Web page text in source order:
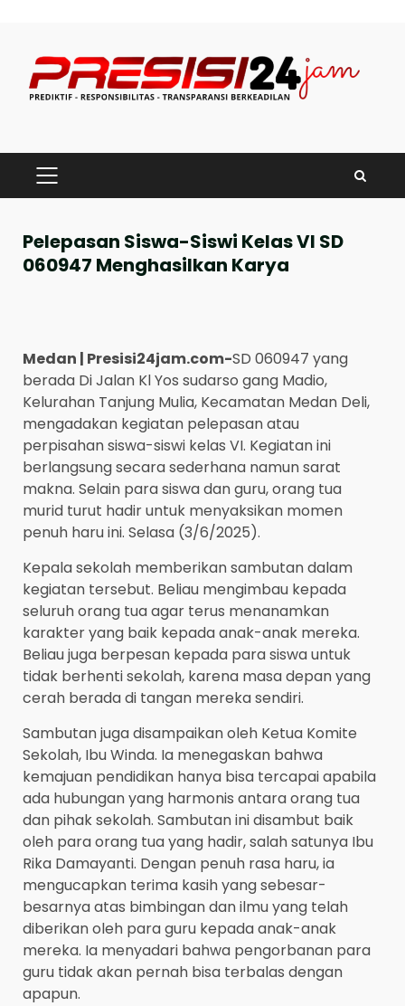
content
PRIMARY
MENU
Pelepasan Siswa-Siswi Kelas VI SD
060947 Menghasilkan Karya
Medan | Presisi24jam.com-SD 060947 yang
berada Di Jalan Kl Yos sudarso gang Madio,
Kelurahan Tanjung Mulia, Kecamatan Medan Deli,
mengadakan kegiatan pelepasan atau
perpisahan siswa-siswi kelas VI. Kegiatan ini
berlangsung secara sederhana namun sarat
makna. Selain para siswa dan guru, orang tua
murid turut hadir untuk menyaksikan momen
penuh haru ini. Selasa (3/6/2025).
Kepala sekolah memberikan sambutan dalam
kegiatan tersebut. Beliau mengimbau kepada
seluruh orang tua agar terus menanamkan
karakter yang baik kepada anak-anak mereka.
Beliau juga berpesan kepada para siswa untuk
tidak berhenti sekolah, karena masa depan yang
cerah berada di tangan mereka sendiri.
Sambutan juga disampaikan oleh Ketua Komite
Sekolah, Ibu Winda. Ia menegaskan bahwa
kemajuan pendidikan hanya bisa tercapai apabila
ada hubungan yang harmonis antara orang tua
dan pihak sekolah. Sambutan ini disambut baik
oleh para orang tua yang hadir, salah satunya Ibu
Rika Damayanti. Dengan penuh rasa haru, ia
mengucapkan terima kasih yang sebesar-
besarnya atas bimbingan dan ilmu yang telah
diberikan oleh para guru kepada anak-anak
mereka. Ia menyadari bahwa pengorbanan para
guru tidak akan pernah bisa terbalas dengan
apapun.